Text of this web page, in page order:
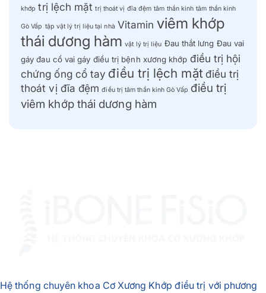
khớp trị lệch mặt trị thoát vị đĩa đệm tâm thần kinh tâm thần kinh
Gò Vấp tập vật lý trị liệu tại nhà Vitamin viêm khớp
thái dương hàm vật lý trị liệu Đau thắt lưng Đau vai
gáy đau cổ vai gáy điều trị bệnh xương khớp điều trị hội
chứng ống cổ tay điều trị lệch mặt điều trị
thoát vị đĩa đệm điều trị tâm thần kinh Gò Vấp điều trị
viêm khớp thái dương hàm
Hệ thống chuyên khoa Cơ Xương Khớp điều trị với phương